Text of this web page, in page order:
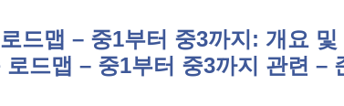
드맵 – 중1부터 중3까지: 개요 및
드맵 – 중1부터 중3까지 관련 –